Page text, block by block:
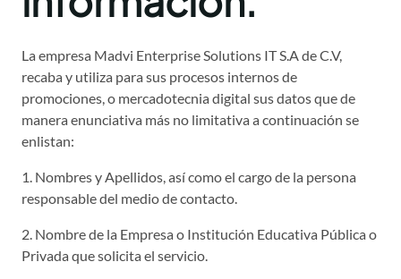
La empresa Madvi Enterprise Solutions IT S.A de C.V,
recaba y utiliza para sus procesos internos de
promociones, o mercadotecnia digital sus datos que de
manera enunciativa más no limitativa a continuación se
enlistan:
1. Nombres y Apellidos, así como el cargo de la persona
responsable del medio de contacto.
2. Nombre de la Empresa o Institución Educativa Pública o
Privada que solicita el servicio.